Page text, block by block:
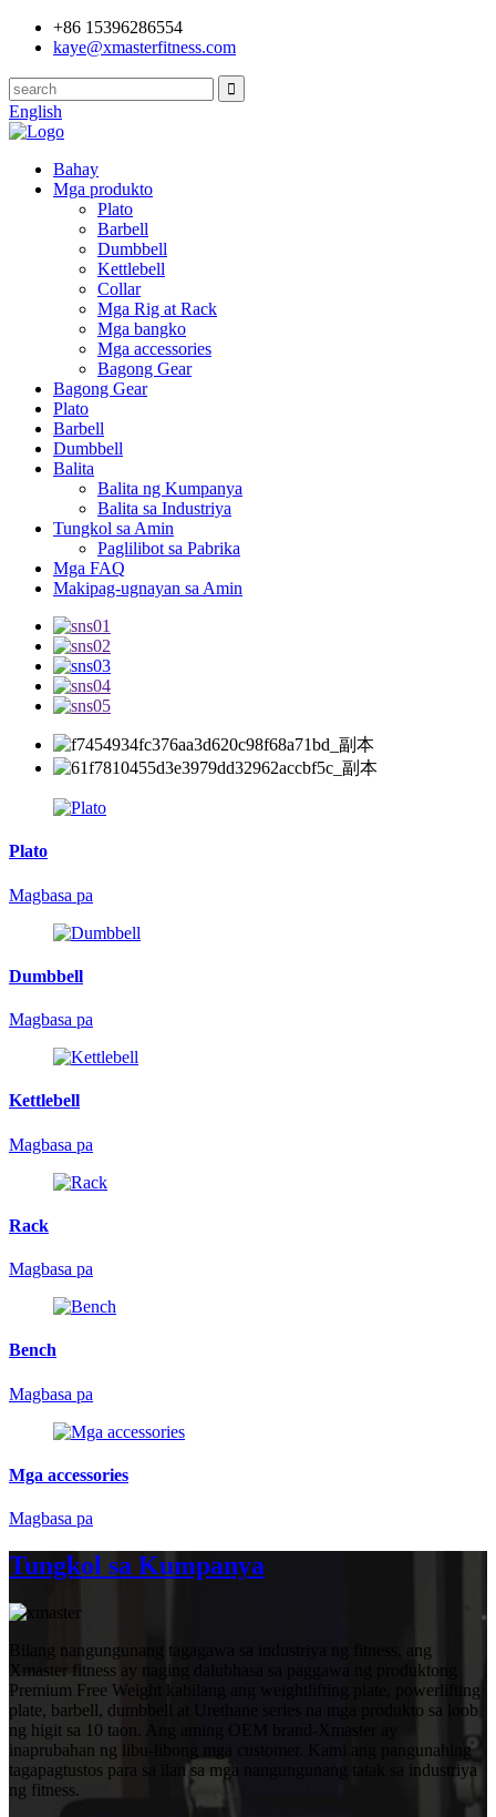
+86 15396286554
kaye@xmasterfitness.com
English
Bahay
Mga produkto
Plato
Barbell
Dumbbell
Kettlebell
Collar
Mga Rig at Rack
Mga bangko
Mga accessories
Bagong Gear
Bagong Gear
Plato
Barbell
Dumbbell
Balita
Balita ng Kumpanya
Balita sa Industriya
Tungkol sa Amin
Paglilibot sa Pabrika
Mga FAQ
Makipag-ugnayan sa Amin
Plato
Magbasa pa
Dumbbell
Magbasa pa
Kettlebell
Magbasa pa
Rack
Magbasa pa
Bench
Magbasa pa
Mga accessories
Magbasa pa
Tungkol sa Kumpanya
Bilang nangungunang tagagawa sa industriya ng fitness, ang
Xmaster fitness ay naging dalubhasa sa paggawa ng produktong
Premium Free Weight kabilang ang weightlifting plate, powerlifting
plate, barbell, dumbbell at Urethane series na mga produkto sa loob
ng higit sa 10 taon. Ang aming OEM brand-Xmaster ay
inaprubahan ng libu-libong mga customer. Kami ang pangunahing
tagapagtustos para sa ilan sa mga nangungunang tatak sa industriya
ng fitness.